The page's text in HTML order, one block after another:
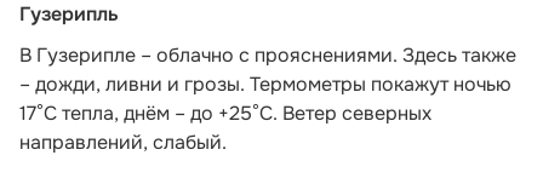
Гузерипль
В Гузерипле – облачно с прояснениями. Здесь также
– дожди, ливни и грозы. Термометры покажут ночью
17°С тепла, днём – до +25°С. Ветер северных
направлений, слабый.